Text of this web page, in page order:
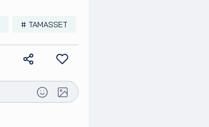
# TAMASSET